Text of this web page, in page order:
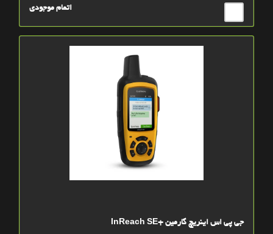
اتمام موجودی
جی پی اس اینریچ گارمین +InReach SE